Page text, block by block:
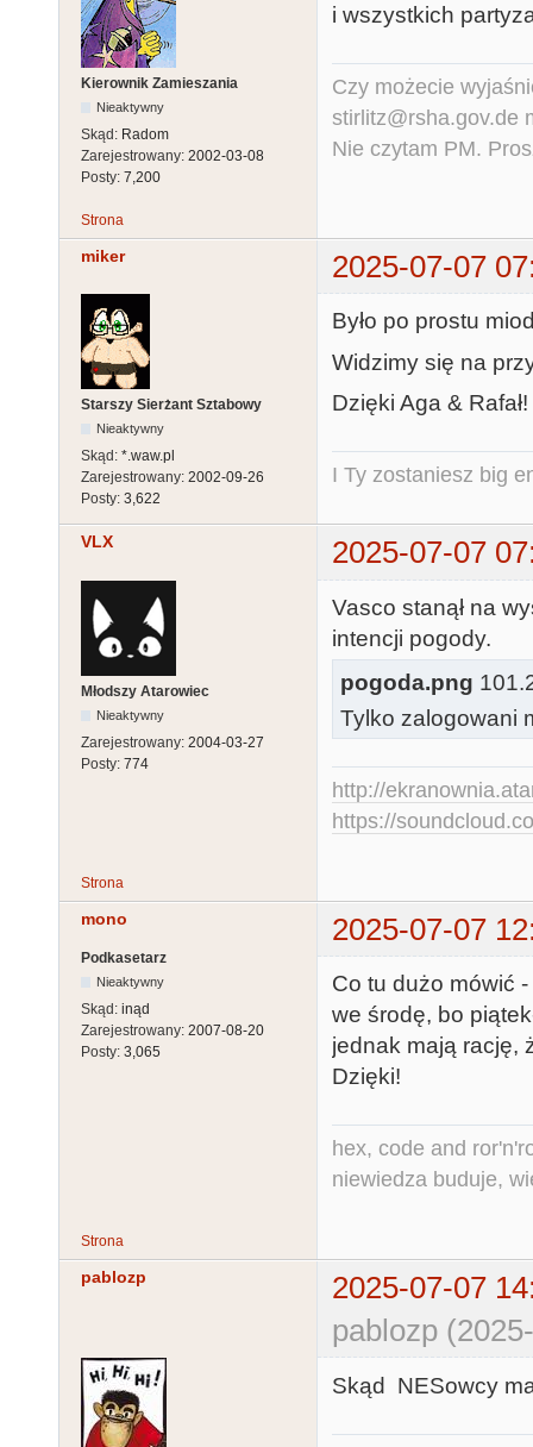
Kierownik Zamieszania
Nieaktywny
Skąd: Radom
Zarejestrowany: 2002-03-08
Posty: 7,200
i wszystkich
Czy możecie
stirlitz@rsha.gov.de
Nie czytam PM.
Strona
miker 2025-07-07
Starszy Sierżant Sztabowy
Nieaktywny
Skąd: *.waw.pl
Zarejestrowany: 2002-09-26
Posty: 3,622
Było po prostu
Widzimy się na
Dzięki Aga & Rafał!
I Ty zostaniesz big
VLX 2025-07-07
Młodszy Atarowiec
Nieaktywny
Zarejestrowany: 2004-03-27
Posty: 774
Vasco stanął na
intencji pogody.
pogoda.png
Tylko zalogowani
http://
https://
Strona
mono 2025-07-07
Podkasetarz
Nieaktywny
Skąd: inąd
Zarejestrowany: 2007-08-20
Posty: 3,065
Co tu dużo mówić
we środę, bo
jednak mają rację,
Dzięki!
hex, code and
niewiedza buduje,
Strona
pablozp
2025-07-07
pablozp
Skąd NESowcy